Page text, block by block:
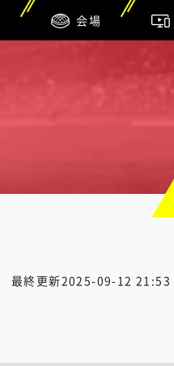
会場
最終更新2025-09-12 21:53